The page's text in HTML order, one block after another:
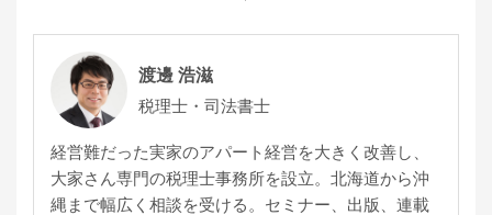
渡邊 浩滋
税理士・司法書士
経営難だった実家のアパート経営を大きく改善し、
大家さん専門の税理士事務所を設立。北海道から沖
縄まで幅広く相談を受ける。セミナー、出版、連載